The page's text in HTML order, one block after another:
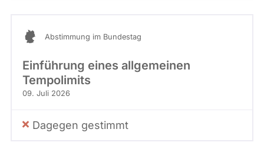
Abstimmung im Bundestag
Einführung eines allgemeinen
Tempolimits
09. Juli 2026
Dagegen gestimmt